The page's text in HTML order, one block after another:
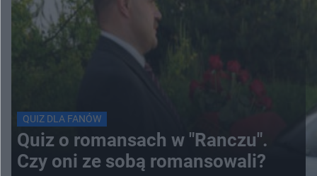
QUIZ DLA FANÓW
Quiz o romansach w "Ranczu".
Czy oni ze sobą romansowali?